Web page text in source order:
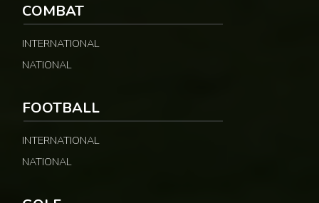
COMBAT
INTERNATIONAL
NATIONAL
FOOTBALL
INTERNATIONAL
NATIONAL